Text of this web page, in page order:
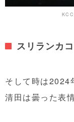
スリランカ
そして時は2024
清田は曇った表